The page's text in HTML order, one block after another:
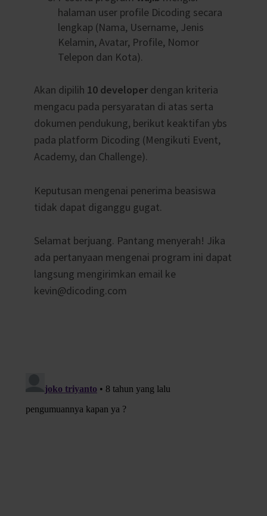
halaman user profile Dicoding secara
lengkap (Nama, Username, Jenis
Kelamin, Avatar, Profile, Nomor
Telepon dan Kota).
Akan dipilih 10 developerdengan kriteria
mengacu pada persyaratan di atas serta
dokumen pendukung, berikut keaktifan ybs
pada platform Dicoding (Mengikuti Event,
Academy, dan Challenge).
Keputusan mengenai penerima beasiswa
tidak dapat diganggu gugat.
Selamat berjuang. Pantang menyerah! Jika
ada pertanyaan mengenai program ini dapat
langsung mengirimkan email ke
kevin@dicoding.com